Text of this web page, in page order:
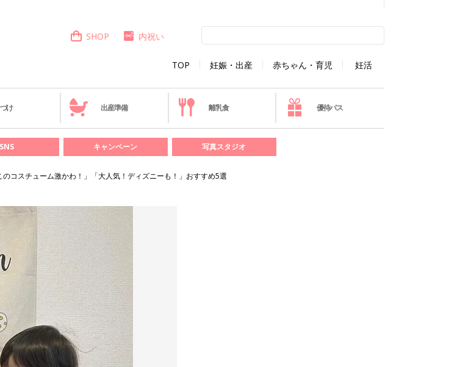
TOP 妊娠・出産 赤ちゃん・育児 妊活
SHOP 内祝い
け 出産準備 離乳食 優待パス
SNS キャンペーン 写真スタジオ
コスチューム激かわ！」「大人気！ディズニーも！」おすすめ5選